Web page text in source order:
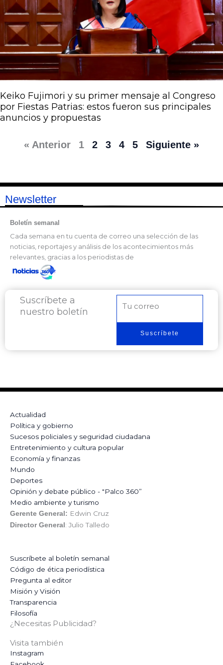
Keiko Fujimori y su primer mensaje al Congreso
por Fiestas Patrias: estos fueron sus principales
anuncios y propuestas
« Anterior 1 2 3 4 5 Siguiente »
Newsletter
Boletín semanal
Cada semana en tu cuenta de correo una selección de las
noticias, reportajes y análisis de los acontecimientos más
relevantes, gracias a los periodistas de
Suscríbete a
nuestro boletín
electrónico
Suscríbete
Actualidad
Política y gobierno
Sucesos policiales y seguridad ciudadana
Entretenimiento y cultura popular
Economía y finanzas
Mundo
Deportes
Opinión y debate público - "Palco 360”
Medio ambiente y turismo
Gerente General: Edwin Cruz
Director General : Julio Talledo
Suscríbete al boletín semanal
Código de ética periodística
Pregunta al editor
Misión y Visión
Transparencia
Filosofía
¿Necesitas Publicidad?
Visita también
Instagram